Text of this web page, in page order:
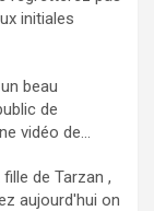
initiales
beau
de
vidéo de...
de Tarzan ,
aujourd'hui on